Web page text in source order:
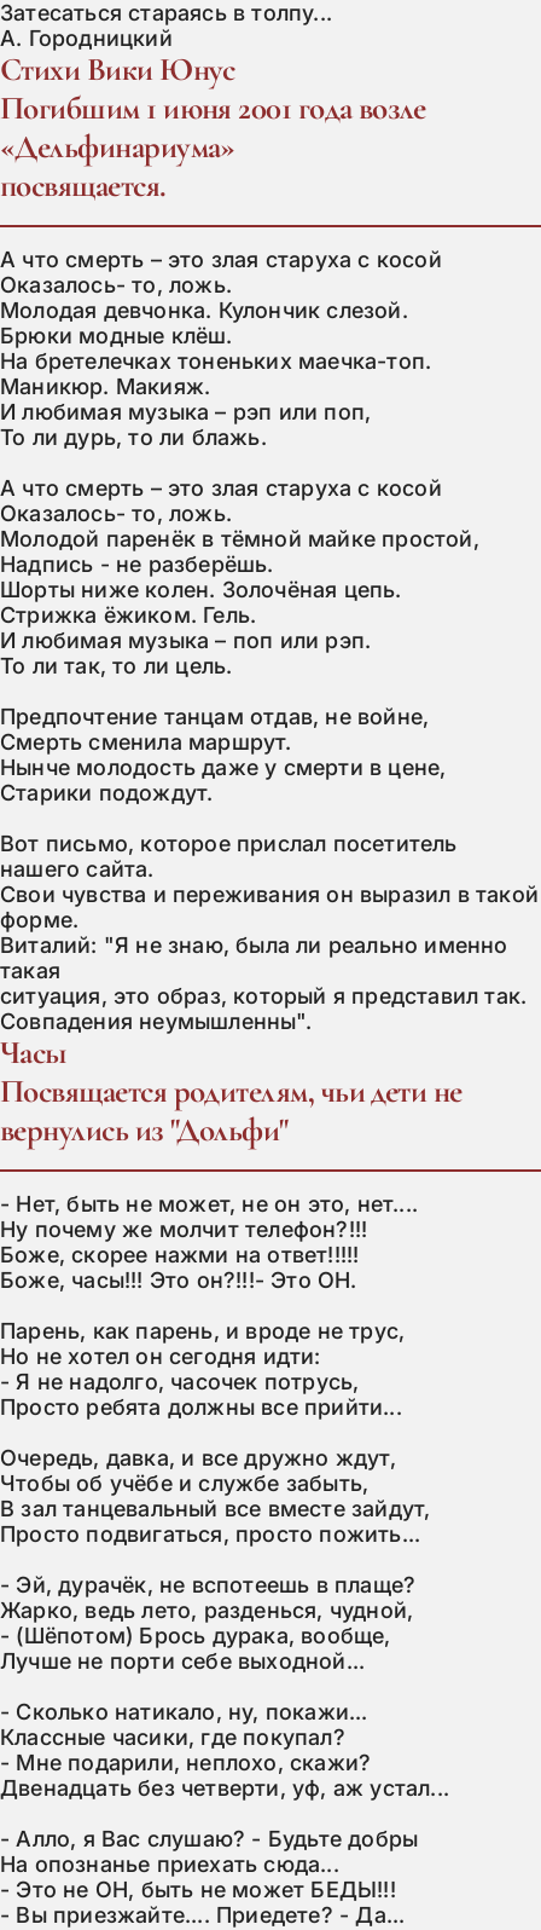
Затесаться стараясь в толпу...
А. Городницкий
Стихи Вики Юнус
Погибшим 1 июня 2001 года возле
«Дельфинариума»
посвящается.
А что смерть – это злая старуха с косой
Оказалось- то, ложь.
Молодая девчонка. Кулончик слезой.
Брюки модные клёш.
На бретелечках тоненьких маечка-топ.
Маникюр. Макияж.
И любимая музыка – рэп или поп,
То ли дурь, то ли блажь.
А что смерть – это злая старуха с косой
Оказалось- то, ложь.
Молодой паренёк в тёмной майке простой,
Надпись - не разберёшь.
Шорты ниже колен. Золочёная цепь.
Стрижка ёжиком. Гель.
И любимая музыка – поп или рэп.
То ли так, то ли цель.
Предпочтение танцам отдав, не войне,
Смерть сменила маршрут.
Нынче молодость даже у смерти в цене,
Старики подождут.
Вот письмо, которое прислал посетитель
нашего сайта.
Свои чувства и переживания он выразил в такой
форме.
Виталий: "Я не знаю, была ли реально именно
такая
ситуация, это образ, который я представил так.
Совпадения неумышленны".
Часы
Посвящается родителям, чьи дети не
вернулись из "Дольфи"
- Нет, быть не может, не он это, нет....
Ну почему же молчит телефон?!!!
Боже, скорее нажми на ответ!!!!!
Боже, часы!!! Это он?!!!- Это ОН.
Парень, как парень, и вроде не трус,
Но не хотел он сегодня идти:
- Я не надолго, часочек потрусь,
Просто ребята должны все прийти...
Очередь, давка, и все дружно ждут,
Чтобы об учёбе и службе забыть,
В зал танцевальный все вместе зайдут,
Просто подвигаться, просто пожить...
- Эй, дурачёк, не вспотеешь в плаще?
Жарко, ведь лето, разденься, чудной,
- (Шёпотом) Брось дурака, вообще,
Лучше не порти себе выходной...
- Сколько натикало, ну, покажи...
Классные часики, где покупал?
- Мне подарили, неплохо, скажи?
Двенадцать без четверти, уф, аж устал...
- Алло, я Вас слушаю? - Будьте добры
На опознанье приехать сюда...
- Это не ОН, быть не может БЕДЫ!!!
- Вы приезжайте.... Приедете? - Да...